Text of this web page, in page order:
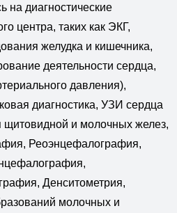
на диагностические
центра, таких как ЭКГ,
желудка и кишечника,
деятельности сердца,
давления),
диагностика, УЗИ сердца
щитовидной и молочных желез,
Реоэнцефалография,
Денситометрия,
молочных и